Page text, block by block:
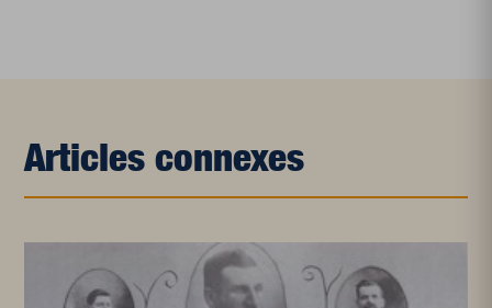
Articles connexes